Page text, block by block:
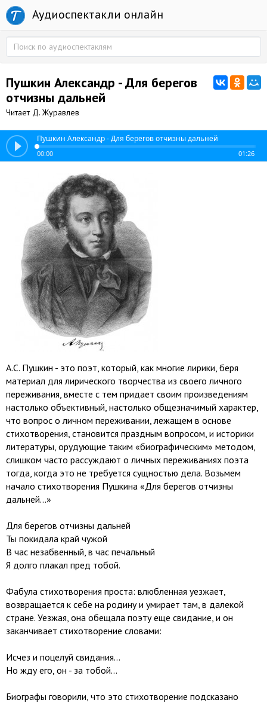
Аудиоспектакли онлайн
Пушкин Александр - Для берегов
отчизны дальней
Читает Д. Журавлев
Пушкин Александр - Для берегов отчизны дальней
00:00 01:26
А.С. Пушкин - это поэт, который, как многие лирики, беря
материал для лирического творчества из своего личного
переживания, вместе с тем придает своим произведениям
настолько объективный, настолько общезначимый характер,
что вопрос о личном переживании, лежащем в основе
стихотворения, становится праздным вопросом, и историки
литературы, орудующие таким «биографическим» методом,
слишком часто рассуждают о личных переживаниях поэта
тогда, когда это не требуется сущностью дела. Возьмем
начало стихотворения Пушкина «Для берегов отчизны
дальней...»
Для берегов отчизны дальней
Ты покидала край чужой
В час незабвенный, в час печальный
Я долго плакал пред тобой.
Фабула стихотворения проста: влюбленная уезжает,
возвращается к себе на родину и умирает там, в далекой
стране. Уезжая, она обещала поэту еще свидание, и он
заканчивает стихотворение словами:
Исчез и поцелуй свидания...
Но жду его, он - за тобой...
Биографы говорили, что это стихотворение подсказано